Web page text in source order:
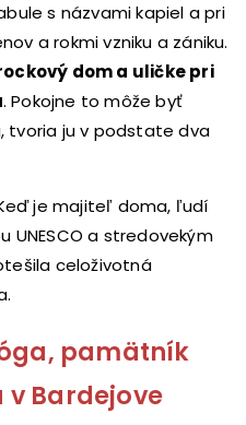
s názvami kapiel a pri
a rokmi vzniku a zániku.
dom a uličke pri
. Pokojne to môže byť
tvoria ju v podstate dva
je majiteľ doma, ľudí
UNESCO a stredovekým
celoživotná
pamätník
v Bardejove